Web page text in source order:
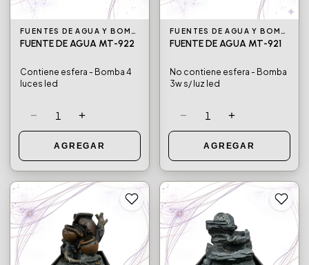
FUENTES DE AGUA Y BOMBAS DE AGUA
FUENTE DE AGUA MT-922
Contiene esfera - Bomba 4
luces led
− 1 +
AGREGAR
FUENTES DE AGUA Y BOMBAS DE AGUA
FUENTE DE AGUA MT-921
No contiene esfera - Bomba
3w s/ luz led
− 1 +
AGREGAR